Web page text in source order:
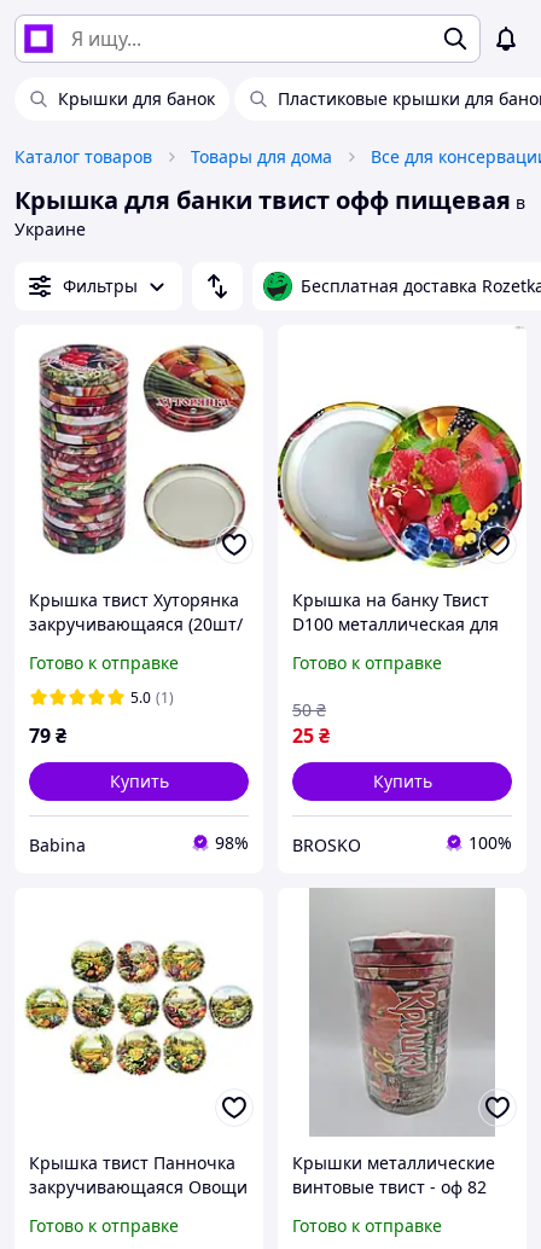
Крышки для банок Пластиковые крышки для
Каталог товаров Товары для дома Все для
Крышка для банки твист офф пищевая в
Украине
Фильтры Бесплатная доставка
Крышка твист Хуторянка
закручивающаяся (20шт/
Готово к отправке
5.0 (1)
79₴
Купить
Babina 98%
Крышка на банку Твист
D100 металлическая для
100 мм качественная
Готово к отправке
25₴
50 ₴
Купить
BROSKO 100%
Крышка твист Панночка
закручивающаяся Овощи
ПАННОЧКА
Готово к отправке
Крышки металлические
винтовые твист - оф 82
Готово к отправке